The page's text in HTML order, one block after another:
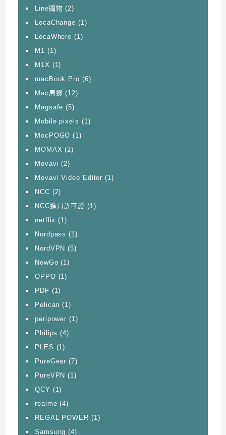
Line購物 (2)
LocaChange (1)
LocaWhere (1)
M1 (1)
M1X (1)
macBook Pro (6)
Mac周邊 (12)
Magsafe (5)
Mobile pixels (1)
MocPOGO (1)
MOMAX (2)
Movavi (2)
Movavi Video Editor (1)
NCC (2)
NCC進口許可證 (1)
netflix (1)
Nordpass (1)
NordVPN (5)
NowGo (1)
OPPO (1)
PDF (1)
Pelican (1)
peripower (1)
Philips (4)
PLES (1)
PureGear (7)
PureVPN (1)
QCY (1)
realme (4)
REGAL POWER (1)
Samsung (4)